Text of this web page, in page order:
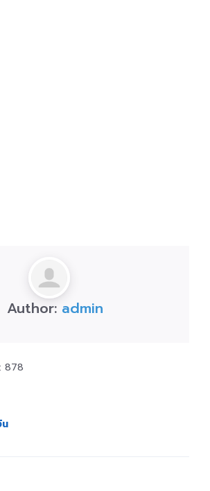
Author: admin
878
น